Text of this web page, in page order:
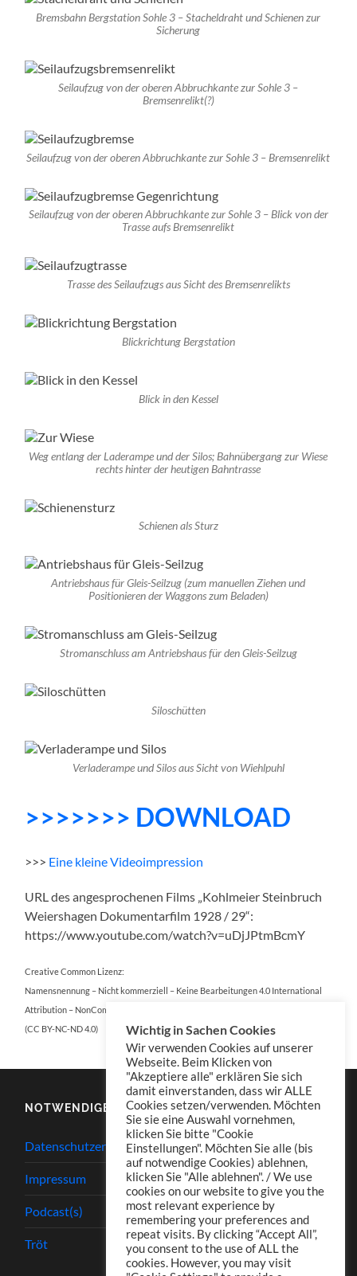
Bremsbahn Bergstation Sohle 3 – Stacheldraht und Schienen zur
Sicherung
Seilaufzug von der oberen Abbruchkante zur Sohle 3 –
Bremsenrelikt(?)
Seilaufzug von der oberen Abbruchkante zur Sohle 3 – Bremsenrelikt
Seilaufzug von der oberen Abbruchkante zur Sohle 3 – Blick von der
Trasse aufs Bremsenrelikt
Trasse des Seilaufzugs aus Sicht des Bremsenrelikts
Blickrichtung Bergstation
Blick in den Kessel
Weg entlang der Laderampe und der Silos; Bahnübergang zur Wiese
rechts hinter der heutigen Bahntrasse
Schienen als Sturz
Antriebshaus für Gleis-Seilzug (zum manuellen Ziehen und
Positionieren der Waggons zum Beladen)
Stromanschluss am Antriebshaus für den Gleis-Seilzug
Siloschütten
Verladerampe und Silos aus Sicht von Wiehlpuhl
>>>>>>> DOWNLOAD
>>> Eine kleineVideoimpression
URL des angesprochenen Films „Kohlmeier Steinbruch
Weiershagen Dokumentarfilm 1928 / 29“:
https://www.youtube.com/watch?v=uDjJPtmBcmY
Creative Common Lizenz:
Namensnennung – Nicht kommerziell – Keine Bearbeitungen 4.0 International
Attribution – NonCommercial – NoDerivatives 4.0 International
(CC BY-NC-ND 4.0)
NOTWENDIGES
Datenschutzerklärung
Impressum
Podcast(s)
Tröt
Wichtig in Sachen Cookies
Wir verwenden Cookies auf unserer
Webseite. Beim Klicken von
"Akzeptiere alle" erklären Sie sich
damit einverstanden, dass wir ALLE
Cookies setzen/verwenden. Möchten
Sie sie eine Auswahl vornehmen,
klicken Sie bitte "Cookie
Einstellungen". Möchten Sie alle (bis
auf notwendige Cookies) ablehnen,
klicken Sie "Alle ablehnen". / We use
cookies on our website to give you the
most relevant experience by
remembering your preferences and
repeat visits. By clicking “Accept All”,
you consent to the use of ALL the
cookies. However, you may visit